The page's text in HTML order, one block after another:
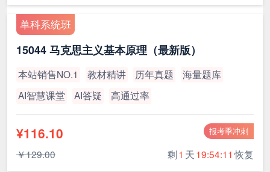
单科系统班
15044 马克思主义基本原理（最新版）
本站销售NO.1 教材精讲 历年真题
海量题库
AI智慧课堂
AI答疑 高通过率
报考季冲刺
¥116.10
￥129.00 剩1 天19:54:10 恢复